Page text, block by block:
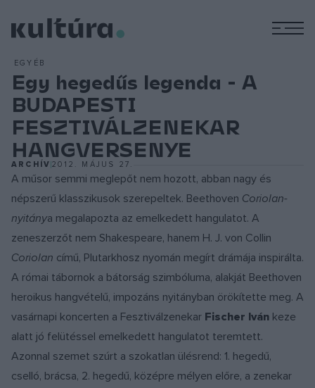
EGYÉB
Egy hegedűs legenda - A
BUDAPESTI
FESZTIVÁLZENEKAR
HANGVERSENYE
ARCHÍV2012. MÁJUS 27.
A műsor semmi meglepőt nem hozott, abban nagy és
népszerű klasszikusok szerepeltek. Beethoven Coriolan-
nyitánya megalapozta az emelkedett hangulatot. A
zeneszerzőt nem Shakespeare, hanem H. J. von Collin
Coriolan című, Plutarkhosz nyomán megírt drámája inspirálta.
A római tábornok a bátorság szimbóluma, alakját Beethoven
heroikus hangvételű, impozáns nyitányban örökítette meg. A
vasárnapi koncerten a Fesztiválzenekar Fischer Iván keze
alatt jó felütéssel emelkedett hangulatot teremtett.
Azonnal szemet szúrt a szokatlan ülésrend: 1. hegedű,
cselló, brácsa, 2. hegedű, középre mélyen előre, a zenekar